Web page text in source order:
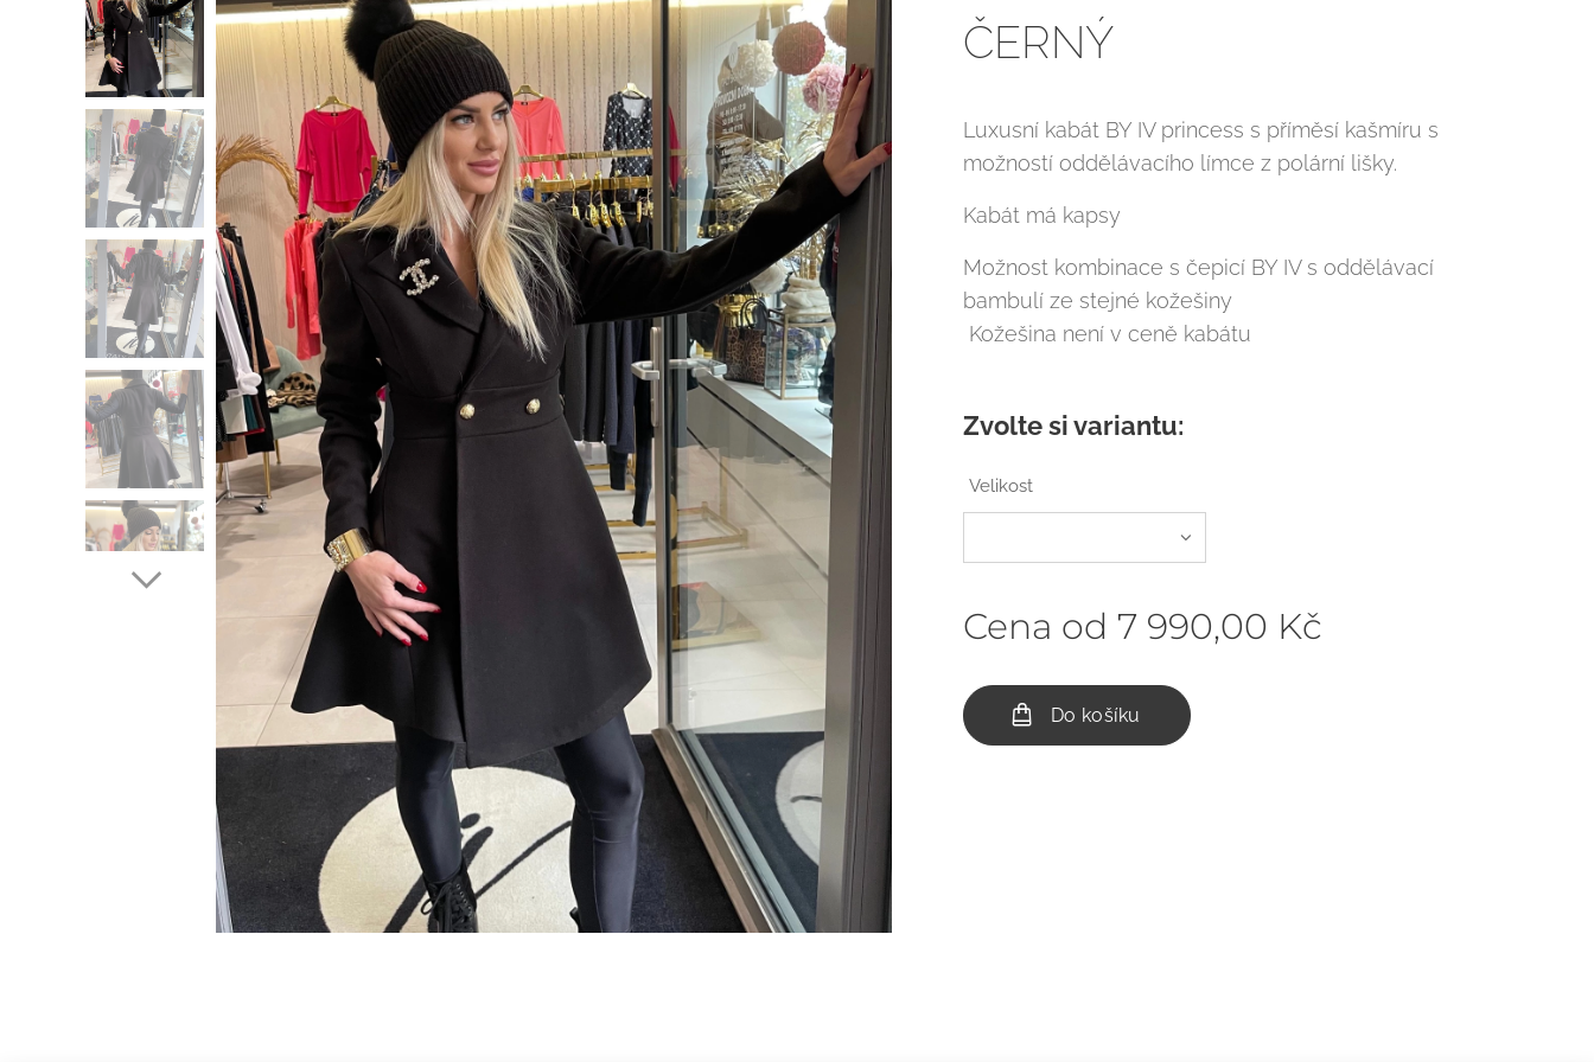
ČERNÝ
Luxusní kabát BY IV princess s příměsí kašmíru s
možností oddělávacího límce z polární lišky.
Kabát má kapsy
Možnost kombinace s čepicí BY IV s oddělávací
bambulí ze stejné kožešiny
Kožešina není v ceně kabátu
Zvolte si variantu:
Velikost
Cena od 7 990,00 Kč
Do košíku